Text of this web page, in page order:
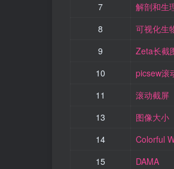
7
解剖和生
8
可视化生
9
Zeta长截
10
picsew滚
11
滚动截屏
13
图像大小
14
Colorful
15
DAMA